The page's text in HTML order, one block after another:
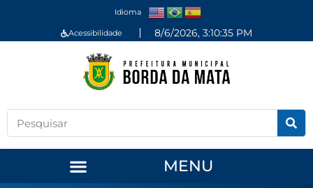
Idioma
Acessibilidade 8/6/2026, 3:10:36 PM
MENU